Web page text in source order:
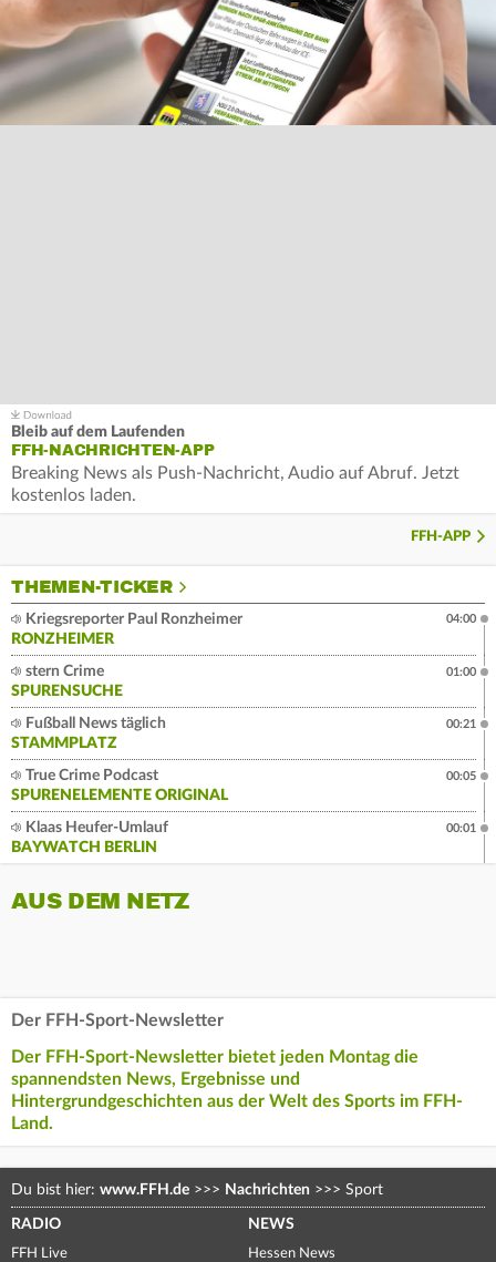
Bleib auf dem Laufenden
FFH-NACHRICHTEN-APP
Breaking News als Push-Nachricht, Audio auf Abruf. Jetzt
kostenlos laden.
FFH-APP
THEMEN-TICKER
Kriegsreporter Paul Ronzheimer
RONZHEIMER
04:00
stern Crime
SPURENSUCHE
01:00
Fußball News täglich
STAMMPLATZ
00:21
True Crime Podcast
SPURENELEMENTE ORIGINAL
00:05
Klaas Heufer-Umlauf
BAYWATCH BERLIN
00:01
AUS DEM NETZ
Der FFH-Sport-Newsletter
Der FFH-Sport-Newsletter bietet jeden Montag die
spannendsten News, Ergebnisse und
Hintergrundgeschichten aus der Welt des Sports im FFH-
Land.
Du bist hier: www.FFH.de >>> Nachrichten >>> Sport
RADIO
FFH Live
NEWS
Hessen News